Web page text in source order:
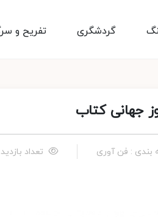
تفریح و گردشگری
جهانی کتاب
بندی : فن آوری تعداد بازدید : 645